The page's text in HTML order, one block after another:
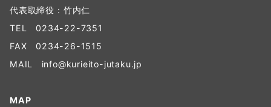
代表取締役：竹内仁
TEL 0234-22-7351
FAX 0234-26-1515
MAIL info@kurieito-jutaku.jp
MAP